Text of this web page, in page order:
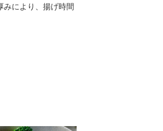
により、揚げ時間